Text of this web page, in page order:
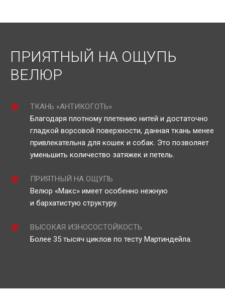
ПРИЯТНЫЙ НА ОЩУПЬ
ВЕЛЮР
ТКАНЬ «АНТИКОГОТЬ»
Благодаря плотному плетению нитей и достаточно
гладкой ворсовой поверхности, данная ткань менее
привлекательна для кошек и собак. Это позволяет
уменьшить количество затяжек и петель.
ПРИЯТНЫЙ НА ОЩУПЬ
Велюр «Макс» имеет особенно нежную
и бархатистую структуру.
ВЫСОКАЯ ИЗНОСОСТОЙКОСТЬ
Более 35 тысяч циклов по тесту Мартиндейла.